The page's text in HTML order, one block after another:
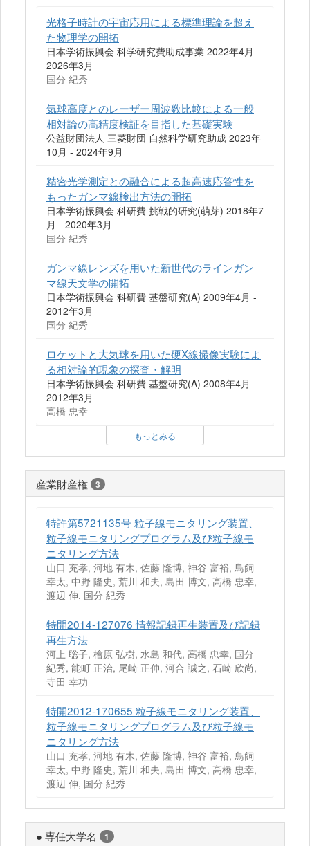
光格子時計の宇宙応用による標準理論を超え
た物理学の開拓
日本学術振興会 科学研究費助成事業 2022年4月 -
2026年3月
国分 紀秀
気球高度とのレーザー周波数比較による一般
相対論の高精度検証を目指した基礎実験
公益財団法人 三菱財団 自然科学研究助成 2023年
10月 - 2024年9月
精密光学測定との融合による超高速応答性を
もったガンマ線検出方法の開拓
日本学術振興会 科研費 挑戦的研究(萌芽) 2018年7
月 - 2020年3月
国分 紀秀
ガンマ線レンズを用いた新世代のラインガン
マ線天文学の開拓
日本学術振興会 科研費 基盤研究(A) 2009年4月 -
2012年3月
国分 紀秀
ロケットと大気球を用いた硬X線撮像実験によ
る相対論的現象の探査・解明
日本学術振興会 科研費 基盤研究(A) 2008年4月 -
2012年3月
高橋 忠幸
もっとみる
産業財産権 3
特許第5721135号 粒子線モニタリング装置、
粒子線モニタリングプログラム及び粒子線モ
ニタリング方法
山口 充孝, 河地 有木, 佐藤 隆博, 神谷 富裕, 鳥飼
幸太, 中野 隆史, 荒川 和夫, 島田 博文, 高橋 忠幸,
渡辺 伸, 国分 紀秀
特開2014-127076 情報記録再生装置及び記録
再生方法
河上 聡子, 檜原 弘樹, 水島 和代, 高橋 忠幸, 国分
紀秀, 能町 正治, 尾崎 正伸, 河合 誠之, 石崎 欣尚,
寺田 幸功
特開2012-170655 粒子線モニタリング装置、
粒子線モニタリングプログラム及び粒子線モ
ニタリング方法
山口 充孝, 河地 有木, 佐藤 隆博, 神谷 富裕, 鳥飼
幸太, 中野 隆史, 荒川 和夫, 島田 博文, 高橋 忠幸,
渡辺 伸, 国分 紀秀
● 専任大学名 1